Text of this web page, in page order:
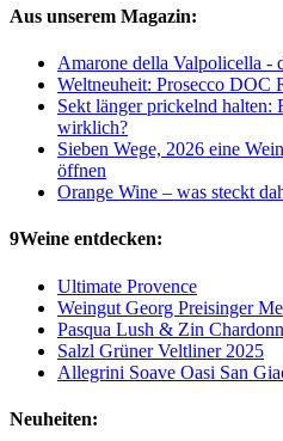
Aus unserem Magazin:
Amarone della Valpolicella -
Weltneuheit: Prosecco DOC
Sekt länger prickelnd
wirklich?
Sieben Wege, 2026 eine
öffnen
Orange Wine – was steckt
9Weine entdecken:
Ultimate Provence
Weingut Georg Preisinger
Pasqua Lush & Zin
Salzl Grüner Veltliner 2025
Allegrini Soave Oasi San
Neuheiten: